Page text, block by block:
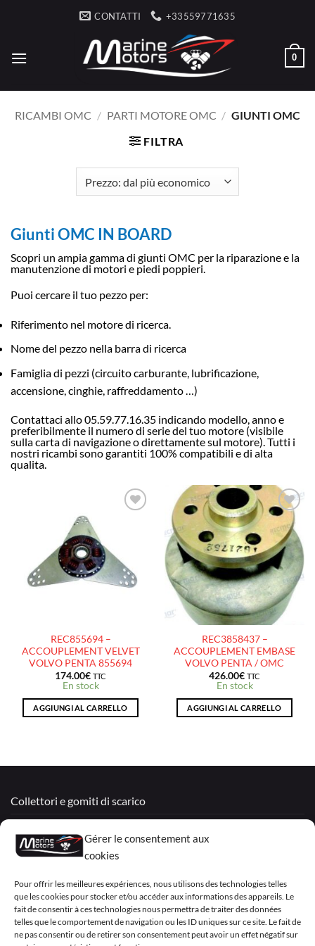
Gérer le consentement aux
cookies
Pour offrir les meilleures expériences, nous utilisons des technologies telles
que les cookies pour stocker et/ou accéder aux informations des appareils. Le
fait de consentir à ces technologies nous permettra de traiter des données
telles que le comportement de navigation ou les ID uniques sur ce site. Le fait de
ne pas consentir ou de retirer son consentement peut avoir un effet négatif sur
CONTATTI +33559771635
0
RICAMBI OMC / PARTI MOTORE OMC / GIUNTI OMC
FILTRA
Giunti OMC IN BOARD
Scopri un ampia gamma di giunti OMC per la riparazione e la
manutenzione di motori e piedi poppieri.
Puoi cercare il tuo pezzo per:
Riferimento nel motore di ricerca.
Nome del pezzo nella barra di ricerca
Famiglia di pezzi (circuito carburante, lubrificazione,
accensione, cinghie, raffreddamento …)
Contattaci allo 05.59.77.16.35 indicando modello, anno e
preferibilmente il numero di serie del tuo motore (visibile
sulla carta di navigazione o direttamente sul motore). Tutti i
nostri ricambi sono garantiti 100% compatibili e di alta
qualita.
LISTE
D’ENVIES
REC855694 –
ACCOUPLEMENT VELVET
VOLVO PENTA 855694
174.00€ TTC
En stock
AGGIUNGI AL CARRELLO
AJOUTER
À LA
LISTE
D’ENVIES
REC3858437 –
ACCOUPLEMENT EMBASE
VOLVO PENTA / OMC
426.00€ TTC
En stock
AGGIUNGI AL CARRELLO
Collettori e gomiti di scarico
Mercruiser
VOLVO PENTA / OMC
My Account